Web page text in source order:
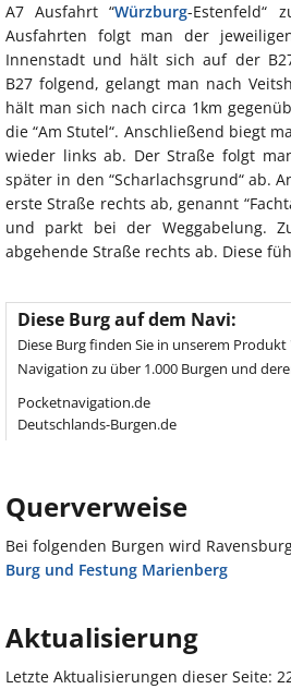
A7 Ausfahrt “Würzburg-Estenfeld“
Ausfahrten folgt man der
Innenstadt und hält sich auf der
B27 folgend, gelangt man nach
hält man sich nach circa 1km
die “Am Stutel“. Anschließend biegt
wieder links ab. Der Straße folgt
später in den “Scharlachsgrund“ ab.
erste Straße rechts ab, genannt
und parkt bei der Weggabelung.
abgehende Straße rechts ab. Diese
Diese Burg auf dem Navi:
Diese Burg finden Sie in unserem
Navigation zu über 1.000 Burgen und
Pocketnavigation.de
Deutschlands-Burgen.de
Querverweise
Bei folgenden Burgen wird
Burg und Festung Marienberg
Aktualisierung
Letzte Aktualisierungen dieser Seite: